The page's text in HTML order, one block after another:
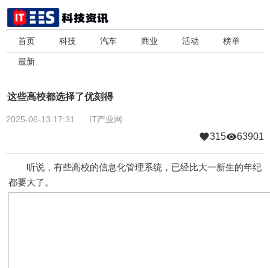
首页 科技 汽车 商业 活动 榜单
最新
这些高校都选择了优刻得
2025-06-13 17:31 IT产业网
315 63901
听说，有些高校的信息化管理系统，已经比大一新生的年纪
都要大了。